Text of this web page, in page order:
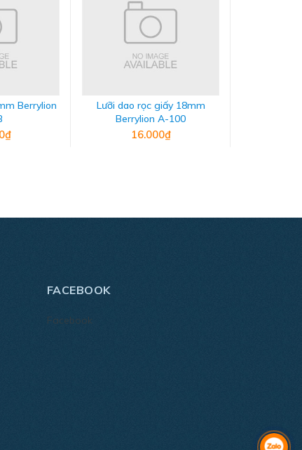
Berrylion
Lưỡi dao rọc giấy 18mm
Berrylion A-100
16.000₫
FACEBOOK
Facebook